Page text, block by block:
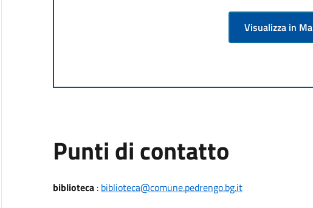
Visualizza in
Punti di contatto
biblioteca: biblioteca@comune.pedrengo.bg.it